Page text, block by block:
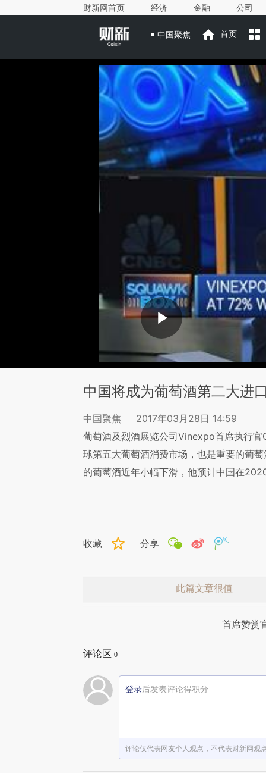
财新网首页 经济 金融 公司
中国聚焦 首页
中国将成为葡萄酒第二大进
中国聚焦
2017年03月28日 14:59
葡萄酒及烈酒展览公司Vinexpo首席执行
球第五大葡萄酒消费市场，也是重要的葡
的葡萄酒近年小幅下滑，他预计中国在
收藏 分享
此篇文章很值
首席赞赏
评论区 0
登录后发表评论得积分
评论仅代表网友个人观点，不代表财新网观